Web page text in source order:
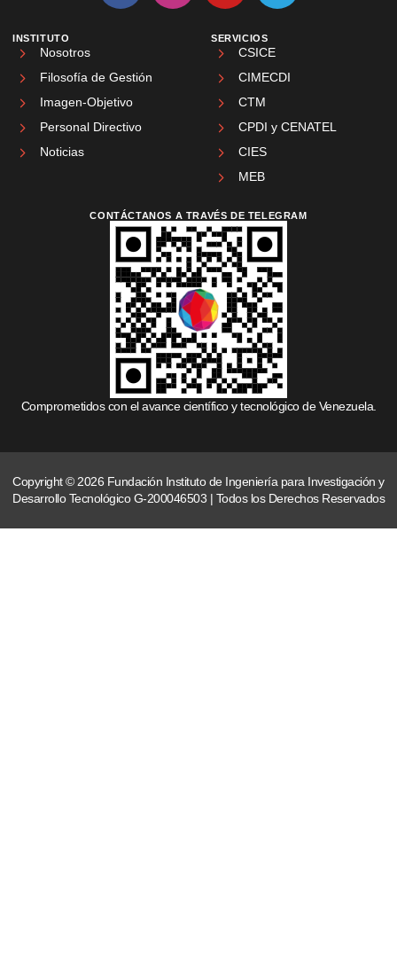
INSTITUTO
Nosotros
Filosofía de Gestión
Imagen-Objetivo
Personal Directivo
Noticias
SERVICIOS
CSICE
CIMECDI
CTM
CPDI y CENATEL
CIES
MEB
CONTÁCTANOS A TRAVÉS DE TELEGRAM
Comprometidos con el avance científico y tecnológico de Venezuela.
Copyright © 2026 Fundación Instituto de Ingeniería para Investigación y
Desarrollo Tecnológico G-200046503 | Todos los Derechos Reservados